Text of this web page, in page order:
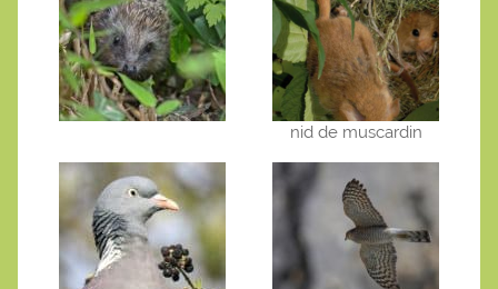
nid de muscardin